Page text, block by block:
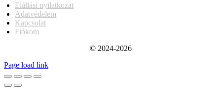
Elállási nyilatkozat
Adatvédelem
Kapcsolat
Fiókom
© 2024-2026
Page load link